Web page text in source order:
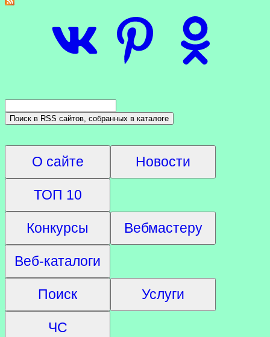
О сайте Новости
ТОП 10
Конкурсы Вебмастеру
Веб-каталоги
Поиск Услуги
ЧС